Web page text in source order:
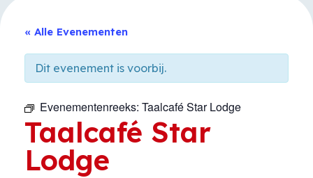
« Alle Evenementen
Dit evenement is voorbij.
Evenementenreeks: Taalcafé Star Lodge
Taalcafé Star
Lodge